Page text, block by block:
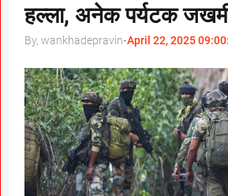
हल्ला, अनेक पर्यटक
By, wankhadepravin-April 22, 2025